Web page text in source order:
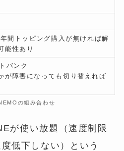
間トッピング購入が無ければ解
能性あり
バンク
が障害になっても切り替えれば
の組み合わせ
が使い放題（速度制限
低下しない）という